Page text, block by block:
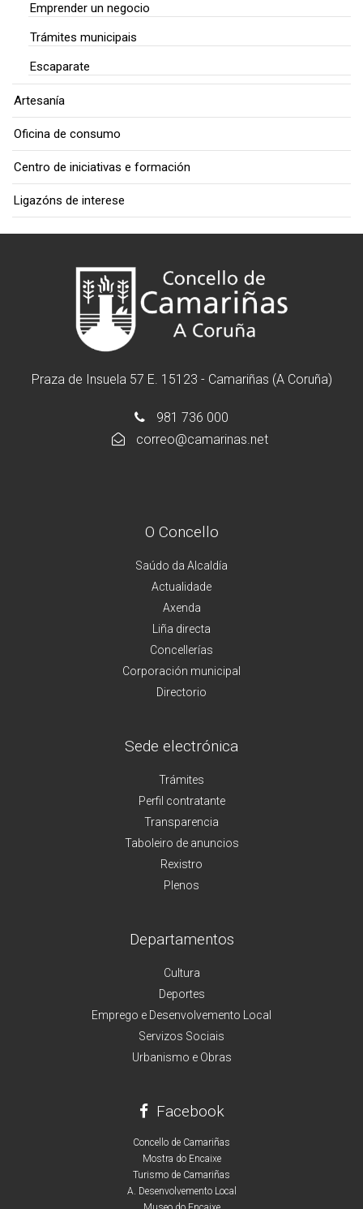
Emprender un negocio
Trámites municipais
Escaparate
Artesanía
Oficina de consumo
Centro de iniciativas e formación
Ligazóns de interese
Praza de Insuela 57 E. 15123 - Camariñas (A Coruña)
981 736 000
correo@camarinas.net
O Concello
Saúdo da Alcaldía
Actualidade
Axenda
Liña directa
Concellerías
Corporación municipal
Directorio
Sede electrónica
Trámites
Perfil contratante
Transparencia
Taboleiro de anuncios
Rexistro
Plenos
Departamentos
Cultura
Deportes
Emprego e Desenvolvemento Local
Servizos Sociais
Urbanismo e Obras
Facebook
Concello de Camariñas
Mostra do Encaixe
Turismo de Camariñas
A. Desenvolvemento Local